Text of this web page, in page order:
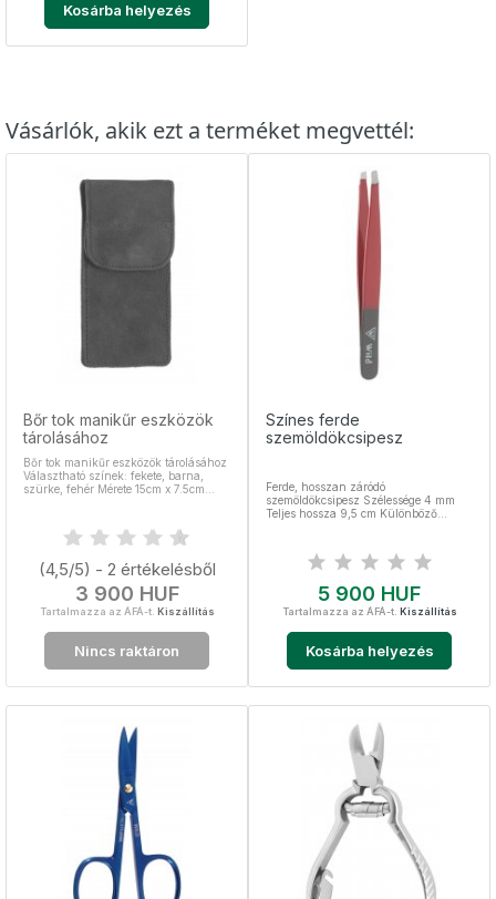
Kosárba helyezés
Vásárlók, akik ezt a terméket megvettél:
Bőr tok manikűr eszközök
tárolásához
Bőr tok manikűr eszközök tárolásához
Választható színek: fekete, barna,
szürke, fehér Mérete 15cm x 7.5cm
(4,5/5) - 2 értékelésből
Ár
3 900 HUF
Tartalmazza az ÁFÁ-t. Kiszállítás
Nincs raktáron
Színes ferde
szemöldökcsipesz
Ferde, hosszan záródó
szemöldökcsipesz Szélessége 4 mm
Teljes hossza 9,5 cm Különböző
Ár
5 900 HUF
Tartalmazza az ÁFÁ-t. Kiszállítás
Kosárba helyezés